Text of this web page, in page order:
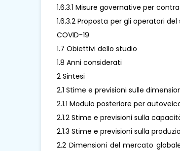
1.6.3.1 Misure governative per
1.6.3.2 Proposta per gli operatori
COVID-19
1.7 Obiettivi dello studio
1.8 Anni considerati
2 Sintesi
2.1 Stime e previsioni sulle
2.1.1 Modulo posteriore per
2.1.2 Stime e previsioni sulla
2.1.3 Stime e previsioni sulla
2.2 Dimensioni del mercato